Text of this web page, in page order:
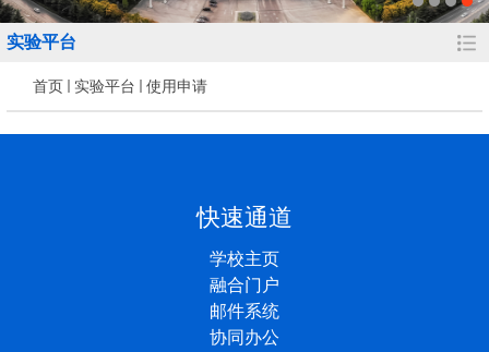
实验平台
首页 实验平台 使用申请
快速通道
学校主页
融合门户
邮件系统
协同办公